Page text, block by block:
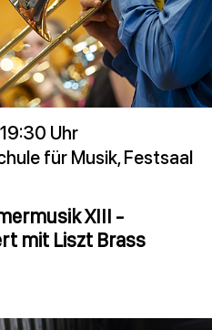
Uhr
für Musik, Festsaal
XIII -
mit Liszt Brass